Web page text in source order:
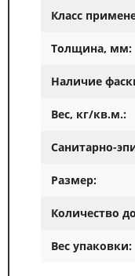
Класс
Толщина, мм:
Наличие
Вес, кг/кв.м.:
Санитарно-
Размер:
Количество
Вес упаковки: